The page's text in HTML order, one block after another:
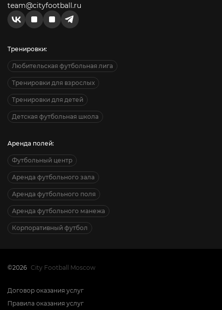
team@cityfootball.ru
Тренировки:
Любительская футбольная лига
Тренировки для взрослых
Тренировки для детей
Детская футбольная школа
Аренда полей:
Футбольный центр
Аренда футбольного зала
Аренда футбольного поля
Аренда футбольного манежа
Корпоративный футбол
©2026 City Football Moscow
Договор оказания услуг
Правила оказания услуг